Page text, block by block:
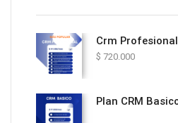
Crm Profesional
$ 720.000